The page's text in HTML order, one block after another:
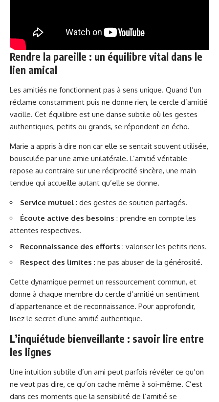
Rendre la pareille : un équilibre vital dans le
lien amical
Les amitiés ne fonctionnent pas à sens unique. Quand l’un
réclame constamment puis ne donne rien, le cercle d’amitié
vacille. Cet équilibre est une danse subtile où les gestes
authentiques, petits ou grands, se répondent en écho.
Marie a appris à dire non car elle se sentait souvent utilisée,
bousculée par une amie unilatérale. L’amitié véritable
repose au contraire sur une réciprocité sincère, une main
tendue qui accueille autant qu’elle se donne.
Service mutuel : des gestes de soutien partagés.
Écoute active des besoins : prendre en compte les
attentes respectives.
Reconnaissance des efforts : valoriser les petits riens.
Respect des limites : ne pas abuser de la générosité.
Cette dynamique permet un ressourcement commun, et
donne à chaque membre du cercle d’amitié un sentiment
d’appartenance et de reconnaissance. Pour approfondir,
lisez le secret d’une amitié authentique.
L’inquiétude bienveillante : savoir lire entre
les lignes
Une intuition subtile d’un ami peut parfois révéler ce qu’on
ne veut pas dire, ce qu’on cache même à soi-même. C’est
dans ces moments que la sensibilité de l’amitié se